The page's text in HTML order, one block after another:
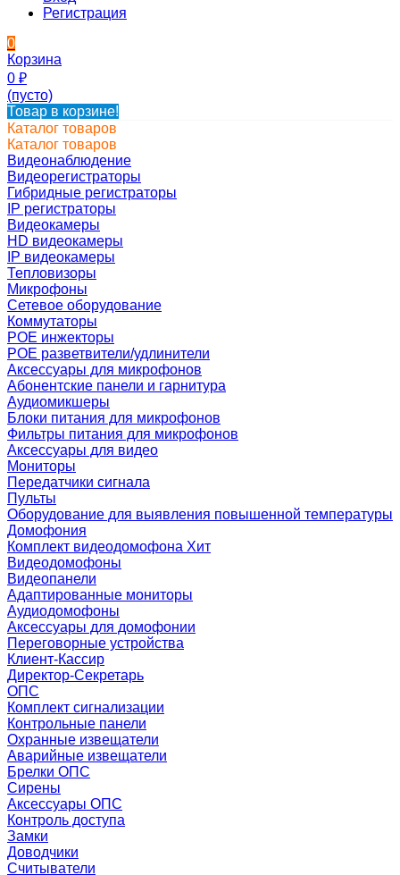
Регистрация
0
Корзина
0 ₽
(пусто)
Товар в корзине!
Каталог товаров
Каталог товаров
Видеонаблюдение
Видеорегистраторы
Гибридные регистраторы
IP регистраторы
Видеокамеры
HD видеокамеры
IP видеокамеры
Тепловизоры
Микрофоны
Сетевое оборудование
Коммутаторы
POE инжекторы
POE разветвители/удлинители
Аксессуары для микрофонов
Абонентские панели и гарнитура
Аудиомикшеры
Блоки питания для микрофонов
Фильтры питания для микрофонов
Аксессуары для видео
Мониторы
Передатчики сигнала
Пульты
Оборудование для выявления повышенной температуры
Домофония
Комплект видеодомофона Хит
Видеодомофоны
Видеопанели
Адаптированные мониторы
Аудиодомофоны
Аксессуары для домофонии
Переговорные устройства
Клиент-Кассир
Директор-Секретарь
ОПС
Комплект сигнализации
Контрольные панели
Охранные извещатели
Аварийные извещатели
Брелки ОПС
Сирены
Аксессуары ОПС
Контроль доступа
Замки
Доводчики
Считыватели